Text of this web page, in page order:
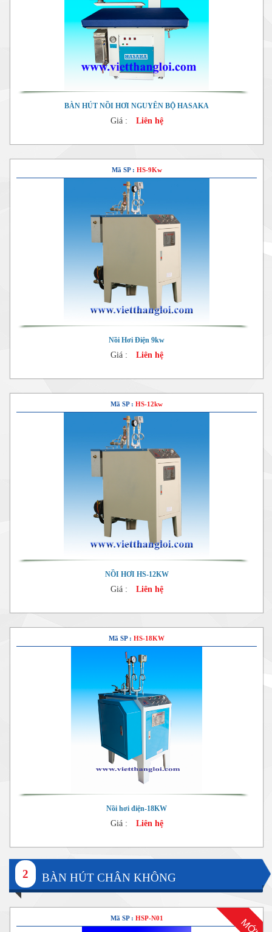
BÀN HÚT NỒI HƠI NGUYÊN BỘ HASAKA
Giá : Liên hệ
Mã SP : HS-9Kw
Nồi Hơi Điện 9kw
Giá : Liên hệ
Mã SP : HS-12kw
NỒI HƠI HS-12KW
Giá : Liên hệ
Mã SP : HS-18KW
Nồi hơi điện-18KW
Giá : Liên hệ
2 BÀN HÚT CHÂN KHÔNG
Mã SP : HSP-N01 MỚI